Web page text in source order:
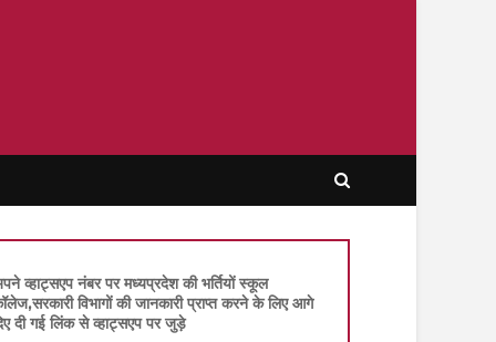
व्हाट्सएप नंबर पर मध्यप्रदेश की भर्तियों स्कूल
विभागों की जानकारी प्राप्त करने के लिए आगे
दी गई लिंक से व्हाट्सएप पर जुड़े